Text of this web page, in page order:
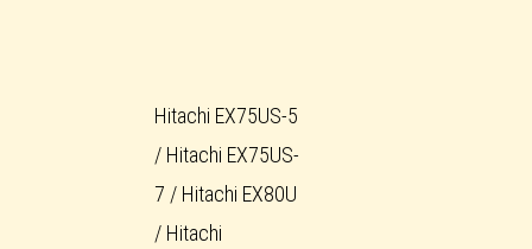
Hitachi EX75US-5
/ Hitachi EX75US-
7 / Hitachi EX80U
/ Hitachi